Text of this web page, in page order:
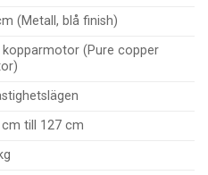
(Metall, blå finish)
kopparmotor (Pure copper
cm till 127 cm